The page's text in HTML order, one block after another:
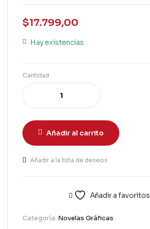
$17.799,00
Hay existencias
Cantidad
Añadir al carrito
Añadir a la lista de deseos
Añadir a favoritos
Categoría: Novelas Gráficas